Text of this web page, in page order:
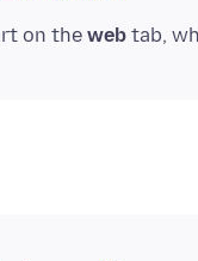
on the web